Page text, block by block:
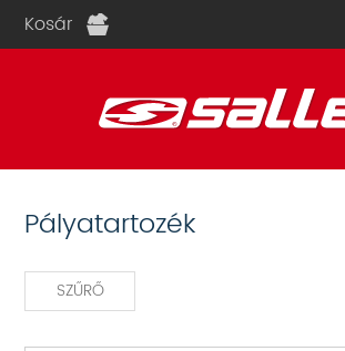
Kosár
Pályatartozék
SZŰRŐ